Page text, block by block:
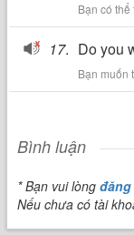
Bạn có
17. Do you
Bạn muốn
Bình luận
* Bạn vui lòng
Nếu chưa có tài